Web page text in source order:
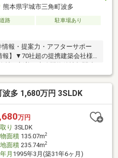
熊本県宇城市三角町波多
路
駐車場あり
報・提案力・アフターサポー
宅ローン
ためのライフプランシミュレー
ーサポート】
や住宅ローン控除等▼お引渡し
もお任せ！将来的な売却・賃貸
多 1,680万円 3SLDK
万円
り 3SLDK
面積135.07m2
面積235.74m2
月 1995年3月(築31年6ヶ月)